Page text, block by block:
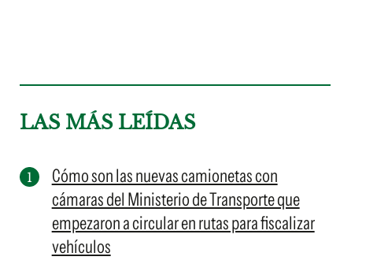
LAS MÁS LEÍDAS
Cómo son las nuevas camionetas con
cámaras del Ministerio de Transporte que
empezaron a circular en rutas para fiscalizar
vehículos